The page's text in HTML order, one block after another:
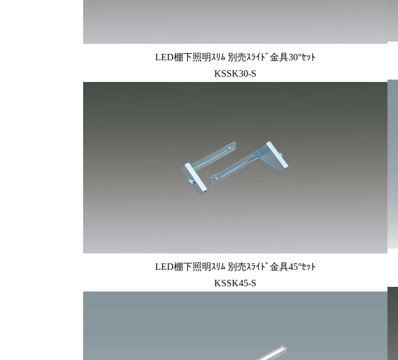
LED棚下照明ｽﾘﾑ 別売ｽﾗｲﾄﾞ金具30°ｾｯﾄ
KSSK30-S
LED棚下照明ｽﾘﾑ 別売ｽﾗｲﾄﾞ金具45°ｾｯﾄ
KSSK45-S